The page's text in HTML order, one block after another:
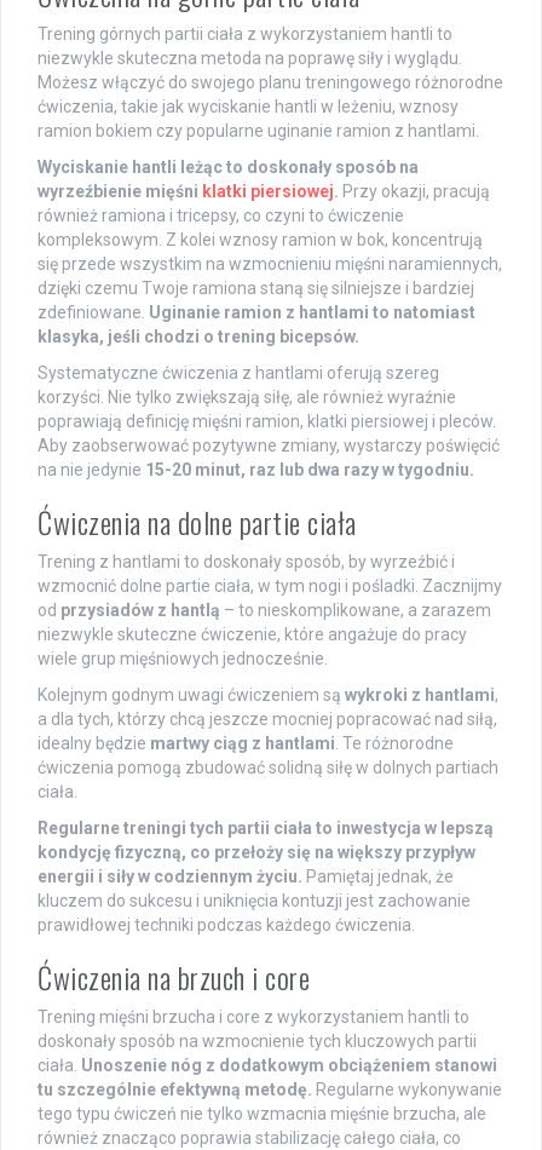
Trening górnych partii ciała z wykorzystaniem hantli to
niezwykle skuteczna metoda na poprawę siły i wyglądu.
Możesz włączyć do swojego planu treningowego różnorodne
ćwiczenia, takie jak wyciskanie hantli w leżeniu, wznosy
ramion bokiem czy popularne uginanie ramion z hantlami.
Wyciskanie hantli leżąc to doskonały sposób na
wyrzeźbienie mięśni klatki piersiowej. Przy okazji, pracują
również ramiona i tricepsy, co czyni to ćwiczenie
kompleksowym. Z kolei wznosy ramion w bok, koncentrują
się przede wszystkim na wzmocnieniu mięśni naramiennych,
dzięki czemu Twoje ramiona staną się silniejsze i bardziej
zdefiniowane. Uginanie ramion z hantlami to natomiast
klasyka, jeśli chodzi o trening bicepsów.
Systematyczne ćwiczenia z hantlami oferują szereg
korzyści. Nie tylko zwiększają siłę, ale również wyraźnie
poprawiają definicję mięśni ramion, klatki piersiowej i pleców.
Aby zaobserwować pozytywne zmiany, wystarczy poświęcić
na nie jedynie 15-20 minut, raz lub dwa razy w tygodniu.
Ćwiczenia na dolne partie ciała
Trening z hantlami to doskonały sposób, by wyrzeźbić i
wzmocnić dolne partie ciała, w tym nogi i pośladki. Zacznijmy
od przysiadów z hantlą – to nieskomplikowane, a zarazem
niezwykle skuteczne ćwiczenie, które angażuje do pracy
wiele grup mięśniowych jednocześnie.
Kolejnym godnym uwagi ćwiczeniem są wykroki z hantlami,
a dla tych, którzy chcą jeszcze mocniej popracować nad siłą,
idealny będzie martwy ciąg z hantlami . Te różnorodne
ćwiczenia pomogą zbudować solidną siłę w dolnych partiach
ciała.
Regularne treningi tych partii ciała to inwestycja w lepszą
kondycję fizyczną, co przełoży się na większy przypływ
energii i siły w codziennym życiu. Pamiętaj jednak, że
kluczem do sukcesu i uniknięcia kontuzji jest zachowanie
prawidłowej techniki podczas każdego ćwiczenia.
Ćwiczenia na brzuch i core
Trening mięśni brzucha i core z wykorzystaniem hantli to
doskonały sposób na wzmocnienie tych kluczowych partii
ciała. Unoszenie nóg z dodatkowym obciążeniem stanowi
tu szczególnie efektywną metodę. Regularne wykonywanie
tego typu ćwiczeń nie tylko wzmacnia mięśnie brzucha, ale
również znacząco poprawia stabilizację całego ciała, co